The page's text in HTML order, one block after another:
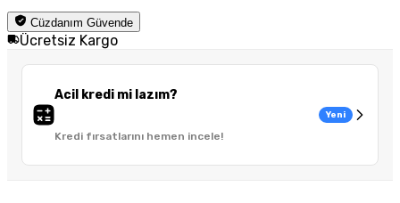
Cüzdanım Güvende
Ücretsiz Kargo
Acil kredi mi lazım?
Kredi fırsatlarını hemen incele!
Yeni